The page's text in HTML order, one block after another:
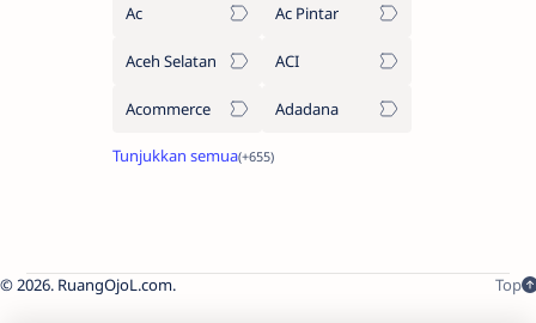
Ac Ac Pintar
Aceh Selatan ACI
Acommerce Adadana
2026. RuangOjoL.com.